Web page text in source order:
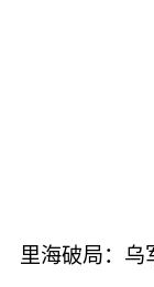
里海破局：乌